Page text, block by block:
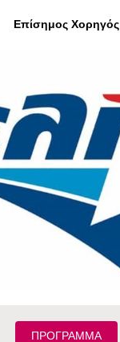
Επίσημος Χορηγός
ΠΡΟΓΡΑΜΜΑ